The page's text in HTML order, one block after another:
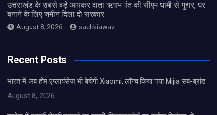
उत्तराखंड के सबसे बड़े आयकर दाता ऋषभ पंत की सीएम धामी से गुहार, घर
बनाने के लिए जमीन दिला दो सरकार
August 8, 2026 sachkiawaz
Recent Posts
भारत में अब होम एप्लायंसेज भी बेचेगी Xiaomi, लॉन्च किया नया Mijia सब-ब्रांड
August 8, 2026